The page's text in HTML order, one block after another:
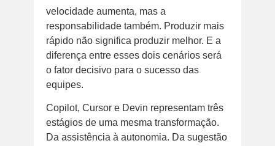
velocidade aumenta, mas a
responsabilidade também. Produzir mais
rápido não significa produzir melhor. E a
diferença entre esses dois cenários será
o fator decisivo para o sucesso das
equipes.
Copilot, Cursor e Devin representam três
estágios de uma mesma transformação.
Da assistência à autonomia. Da sugestão